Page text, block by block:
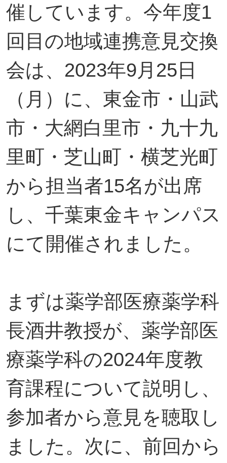
催しています。今年度1
回目の地域連携意見交換
会は、2023年9月25日
（月）に、東金市・山武
市・大網白里市・九十九
里町・芝山町・横芝光町
から担当者15名が出席
し、千葉東金キャンパス
にて開催されました。
まずは薬学部医療薬学科
長酒井教授が、薬学部医
療薬学科の2024年度教
育課程について説明し、
参加者から意見を聴取し
ました。次に、前回から